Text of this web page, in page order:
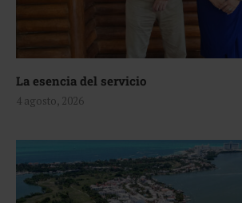
La esencia del servicio
4 agosto, 2026